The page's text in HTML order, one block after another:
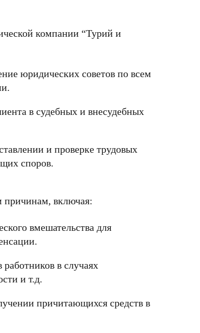
компании “Турий и
юридических советов по всем
в судебных и внесудебных
и проверке трудовых
споров.
причинам, включая:
вмешательства для
в случаях
и т.д.
причитающихся средств в